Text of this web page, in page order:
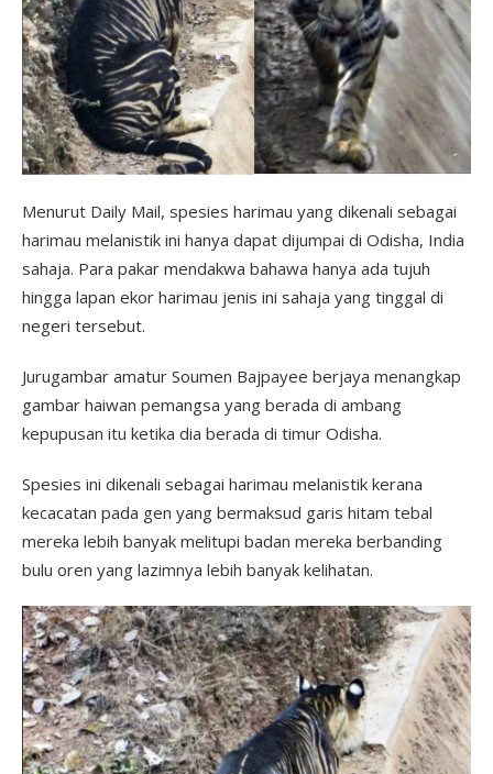
Menurut Daily Mail, spesies harimau yang dikenali sebagai
harimau melanistik ini hanya dapat dijumpai di Odisha, India
sahaja. Para pakar mendakwa bahawa hanya ada tujuh
hingga lapan ekor harimau jenis ini sahaja yang tinggal di
negeri tersebut.
Jurugambar amatur Soumen Bajpayee berjaya menangkap
gambar haiwan pemangsa yang berada di ambang
kepupusan itu ketika dia berada di timur Odisha.
Spesies ini dikenali sebagai harimau melanistik kerana
kecacatan pada gen yang bermaksud garis hitam tebal
mereka lebih banyak melitupi badan mereka berbanding
bulu oren yang lazimnya lebih banyak kelihatan.